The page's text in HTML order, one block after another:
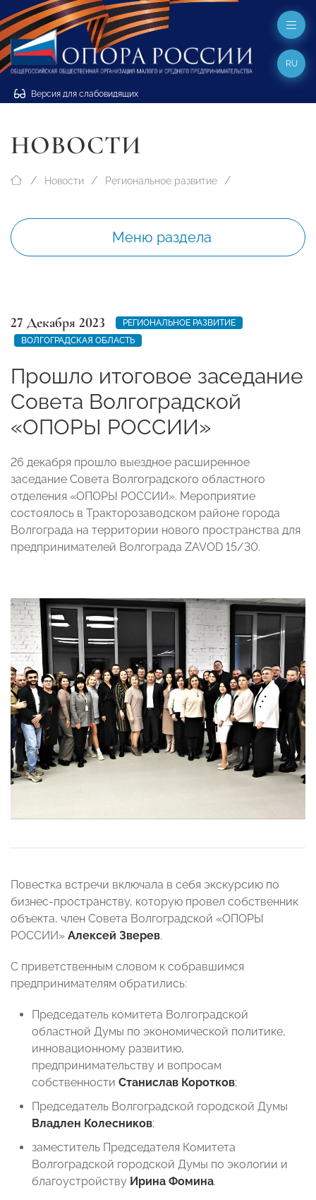
Версия для слабовидящих
RU
НОВОСТИ
Новости Региональное развитие
Меню раздела
27 Декабря 2023
РЕГИОНАЛЬНОЕ РАЗВИТИЕ
ВОЛГОГРАДСКАЯ ОБЛАСТЬ
Прошло итоговое заседание
Совета Волгоградской
«ОПОРЫ РОССИИ»
26 декабря прошло выездное расширенное
заседание Совета Волгоградского областного
отделения «ОПОРЫ РОССИИ». Мероприятие
состоялось в Тракторозаводском районе города
Волгограда на территории нового пространства для
предпринимателей Волгограда ZAVOD 15/30.
Повестка встречи включала в себя экскурсию по
бизнес-пространству, которую провел собственник
объекта, член Совета Волгоградской «ОПОРЫ
РОССИИ» Алексей Зверев.
С приветственным словом к собравшимся
предпринимателям обратились:
Председатель комитета Волгоградской
областной Думы по экономической политике,
инновационному развитию,
предпринимательству и вопросам
собственности Станислав Коротков;
Председатель Волгоградской городской Думы
Владлен Колесников;
заместитель Председателя Комитета
Волгоградской городской Думы по экологии и
благоустройству Ирина Фомина.